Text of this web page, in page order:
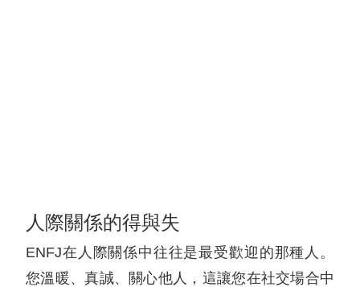
人際關係的得與失
ENFJ在人際關係中往往是最受歡迎的那種人。
您溫暖、真誠、關心他人，這讓您在社交場合中